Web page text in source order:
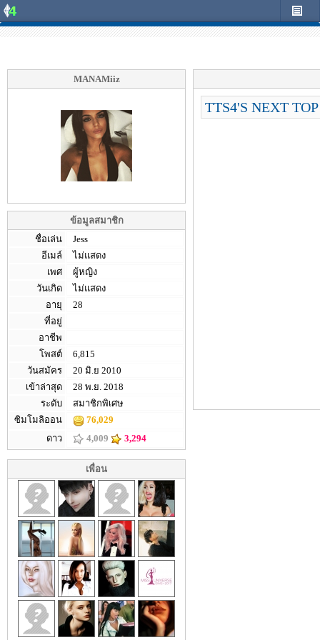
MANAMiiz
ข้อมูลสมาชิก
ชื่อเล่น
Jess
อีเมล์
ไม่แสดง
เพศ
ผู้หญิง
วันเกิด
ไม่แสดง
อายุ
28
ที่อยู่
อาชีพ
โพสต์
6,815
วันสมัคร
20 มิ.ย 2010
เข้าล่าสุด
28 พ.ย. 2018
ระดับ
สมาชิกพิเศษ
ซิมโมลิออน
76,029
ดาว
4,009 3,294
เพื่อน
TTS4'S NEXT